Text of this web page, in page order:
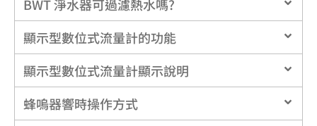
BWT 淨水器可過濾熱水嗎?
顯示型數位式流量計的功能
顯示型數位式流量計顯示說明
蜂嗚器響時操作方式